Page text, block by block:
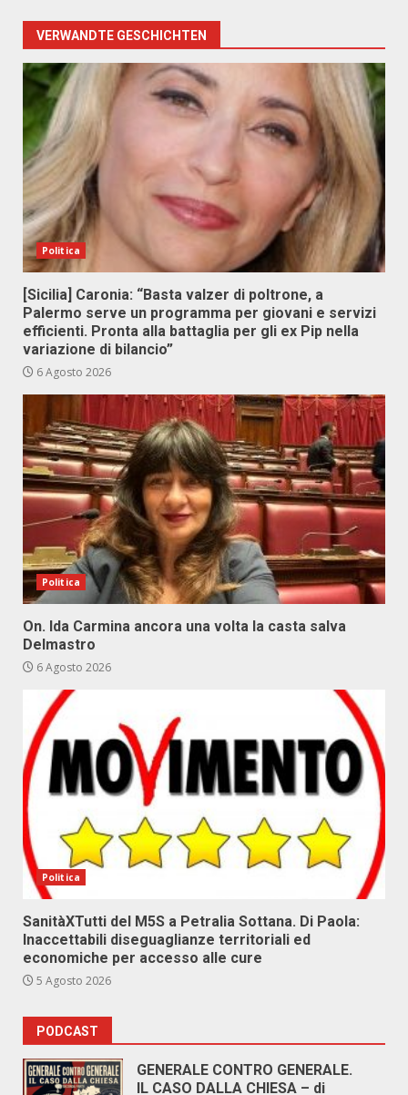
VERWANDTE GESCHICHTEN
Politica
[Sicilia] Caronia: “Basta valzer di poltrone, a
Palermo serve un programma per giovani e servizi
efficienti. Pronta alla battaglia per gli ex Pip nella
variazione di bilancio”
6 Agosto 2026
Politica
On. Ida Carmina ancora una volta la casta salva
Delmastro
6 Agosto 2026
Politica
SanitàXTutti del M5S a Petralia Sottana. Di Paola:
Inaccettabili diseguaglianze territoriali ed
economiche per accesso alle cure
5 Agosto 2026
PODCAST
GENERALE CONTRO GENERALE.
IL CASO DALLA CHIESA – di